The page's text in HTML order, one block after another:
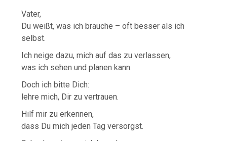
Vater,
Du weißt, was ich brauche – oft besser als ich
selbst.
Ich neige dazu, mich auf das zu verlassen,
was ich sehen und planen kann.
Doch ich bitte Dich:
lehre mich, Dir zu vertrauen.
Hilf mir zu erkennen,
dass Du mich jeden Tag versorgst.